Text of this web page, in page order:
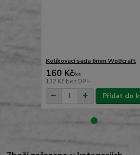
Kolíkovací sada 6mm Wolfcraft
160 Kč/ks
132 Kč bez DPH
Přidat do